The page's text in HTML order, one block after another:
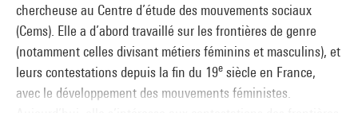
chercheuse au Centre d’étude des mouvements sociaux
(Cems). Elle a d’abord travaillé sur les frontières de genre
(notamment celles divisant métiers féminins et masculins), et
leurs contestations depuis la fin du 19e siècle en France,
avec le développement des mouvements féministes.